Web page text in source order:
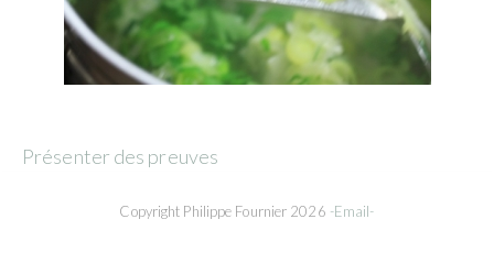
Présenter des preuves
Copyright Philippe Fournier 2026 -Email-